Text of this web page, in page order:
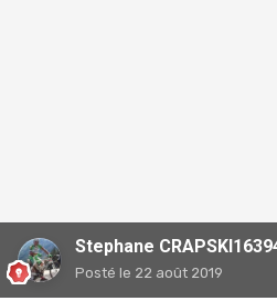
Stephane
Posté le 22 août 2019